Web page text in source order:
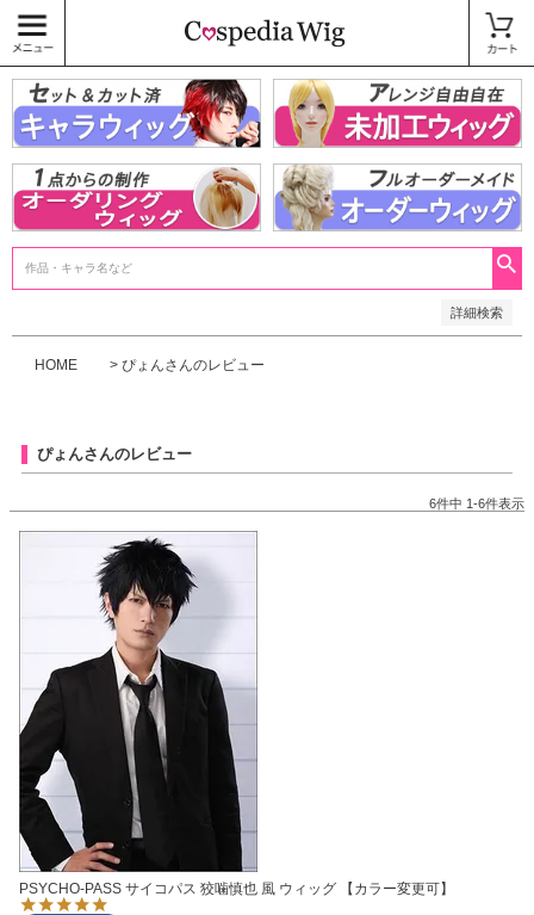
詳細検索
〜
商品タグ
キャラウィッグ
未加工ウィッグ
ベースウィッグ
衣装
SALE中
HOME ぴょんさんのレビュー
ぴょんさんのレビュー
6件中 1 -6件表示
PSYCHO-PASS サイコパス 狡噛慎也 風 ウィッグ 【カラー変更可】